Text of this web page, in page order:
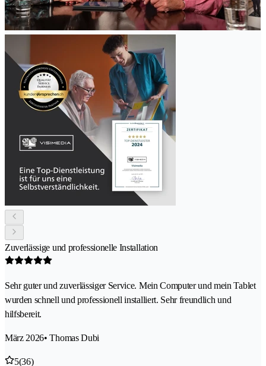
Zuverlässige und professionelle Installation
Sehr guter und zuverlässiger Service. Mein Computer und mein Tablet
wurden schnell und professionell installiert. Sehr freundlich und
hilfsbereit.
März 2026• Thomas Dubi
5(36)